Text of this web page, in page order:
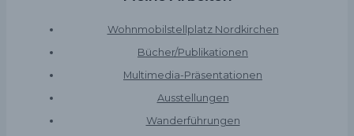
Wohnmobilstellplatz Nordkirchen
Bücher/Publikationen
Multimedia-Präsentationen
Ausstellungen
Wanderführungen